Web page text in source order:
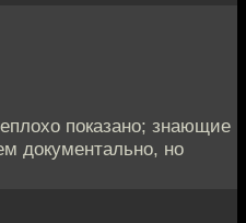
показано; знающие
документально, но